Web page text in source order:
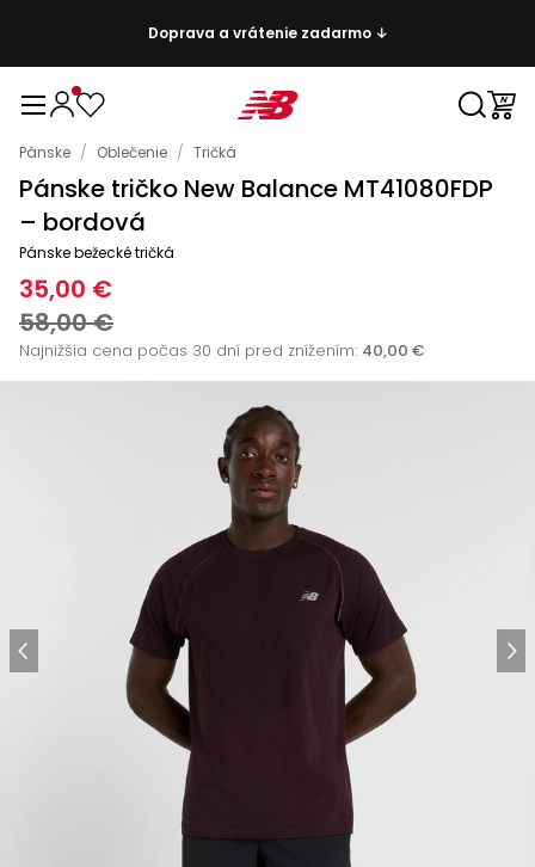
Doprava a vrátenie zadarmo ↓
Pánske / Oblečenie / Tričká
Pánske tričko New Balance MT41080FDP
– bordová
Pánske bežecké tričká
35,00 €
58,00 €
Najnižšia cena počas 30 dní pred znížením: 40,00 €